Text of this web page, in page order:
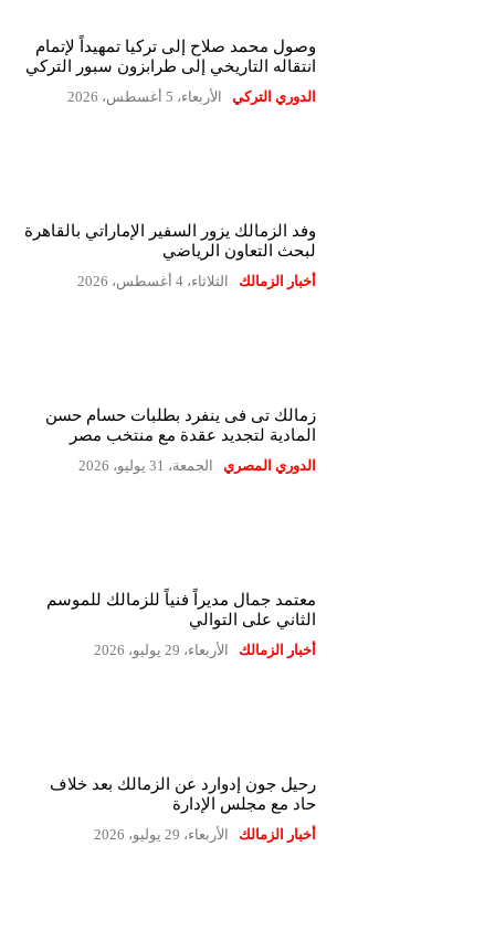
وصول محمد صلاح إلى تركيا تمهيداً لإتمام
انتقاله التاريخي إلى طرابزون سبور التركي
الدوري التركي الأربعاء، 5 أغسطس، 2026
وفد الزمالك يزور السفير الإماراتي بالقاهرة
لبحث التعاون الرياضي
أخبار الزمالك الثلاثاء، 4 أغسطس، 2026
زمالك تى فى ينفرد بطلبات حسام حسن
المادية لتجديد عقدة مع منتخب مصر
الدوري المصري الجمعة، 31 يوليو، 2026
معتمد جمال مديراً فنياً للزمالك للموسم
الثاني على التوالي
أخبار الزمالك الأربعاء، 29 يوليو، 2026
رحيل جون إدوارد عن الزمالك بعد خلاف
حاد مع مجلس الإدارة
أخبار الزمالك الأربعاء، 29 يوليو، 2026